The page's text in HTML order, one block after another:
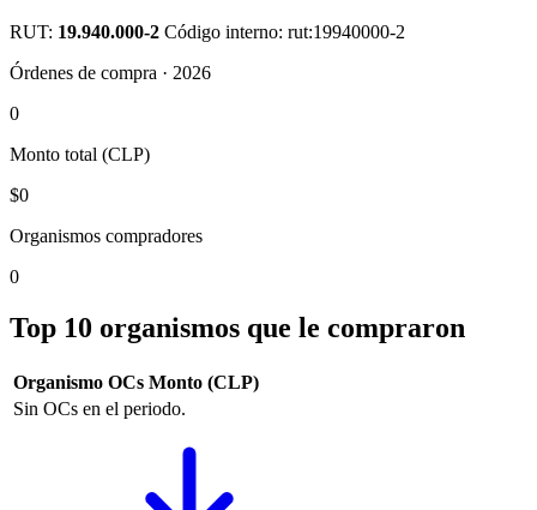
RUT: 19.940.000-2 Código interno: rut:19940000-2
Órdenes de compra · 2026
0
Monto total (CLP)
$0
Organismos compradores
0
Top 10 organismos que le compraron
Organismo OCs Monto (CLP)
Sin OCs en el periodo.